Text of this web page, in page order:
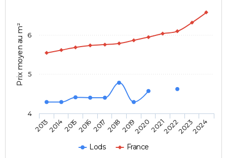
Prix moyen au m²
Lods France
201320142015201620172018201920202021202220232024
4
5
6